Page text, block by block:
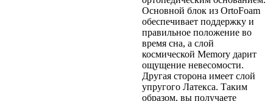
Основной блок из OrtoFoam
обеспечивает поддержку и
правильное положение во
время сна, а слой
космической Memory дарит
ощущение невесомости.
Другая сторона имеет слой
упругого Латекса. Таким
образом, вы получаете